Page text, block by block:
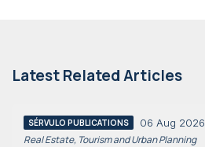
Latest Related Articles
SÉRVULO PUBLICATIONS 06 Aug 2026
Real Estate, Tourism and Urban Planning